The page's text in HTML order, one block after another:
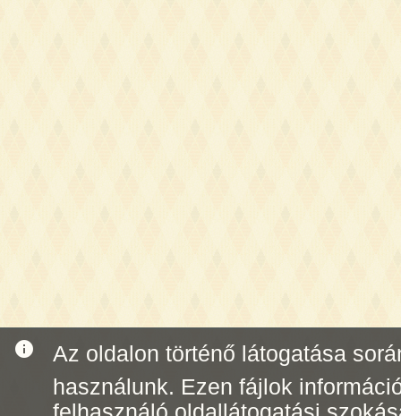
info
Az oldalon történő látogatása
használunk. Ezen fájlok